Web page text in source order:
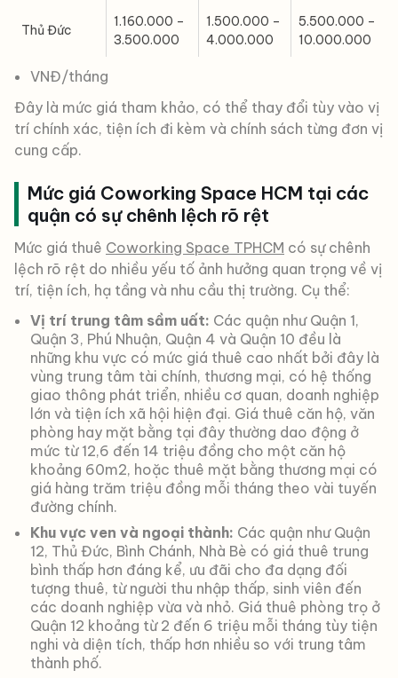
Thủ Đức
1.160.000 –
3.500.000
1.500.000 –
4.000.000
5.500.000 –
10.000.000
VNĐ/tháng
Đây là mức giá tham khảo, có thể thay đổi tùy vào vị
trí chính xác, tiện ích đi kèm và chính sách từng đơn vị
cung cấp.
Mức giá Coworking Space HCM tại các
quận có sự chênh lệch rõ rệt
Mức giá thuê Coworking Space TPHCM có sự chênh
lệch rõ rệt do nhiều yếu tố ảnh hưởng quan trọng về vị
trí, tiện ích, hạ tầng và nhu cầu thị trường. Cụ thể:
Vị trí trung tâm sầm uất: Các quận như Quận 1,
Quận 3, Phú Nhuận, Quận 4 và Quận 10 đều là
những khu vực có mức giá thuê cao nhất bởi đây là
vùng trung tâm tài chính, thương mại, có hệ thống
giao thông phát triển, nhiều cơ quan, doanh nghiệp
lớn và tiện ích xã hội hiện đại. Giá thuê căn hộ, văn
phòng hay mặt bằng tại đây thường dao động ở
mức từ 12,6 đến 14 triệu đồng cho một căn hộ
khoảng 60m2, hoặc thuê mặt bằng thương mại có
giá hàng trăm triệu đồng mỗi tháng theo vài tuyến
đường chính.
Khu vực ven và ngoại thành: Các quận như Quận
12, Thủ Đức, Bình Chánh, Nhà Bè có giá thuê trung
bình thấp hơn đáng kể, ưu đãi cho đa dạng đối
tượng thuê, từ người thu nhập thấp, sinh viên đến
các doanh nghiệp vừa và nhỏ. Giá thuê phòng trọ ở
Quận 12 khoảng từ 2 đến 6 triệu mỗi tháng tùy tiện
nghi và diện tích, thấp hơn nhiều so với trung tâm
thành phố.